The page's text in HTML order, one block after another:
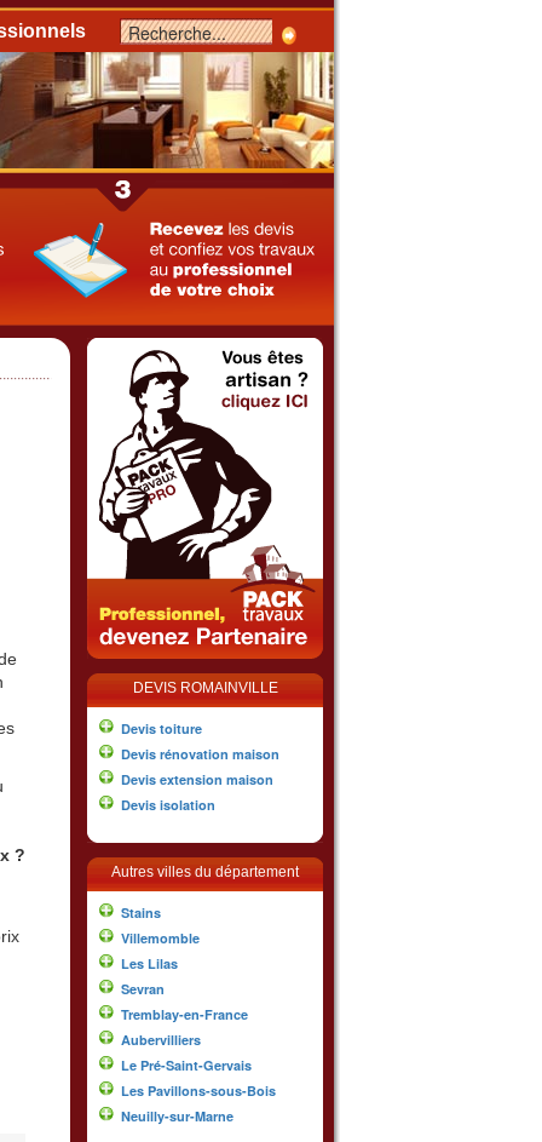
?
DEVIS ROMAINVILLE
Devis toiture
Devis rénovation maison
Devis extension maison
Devis isolation
Autres villes du département
Stains
Villemomble
Les Lilas
Sevran
Tremblay-en-France
Aubervilliers
Le Pré-Saint-Gervais
Les Pavillons-sous-Bois
Neuilly-sur-Marne